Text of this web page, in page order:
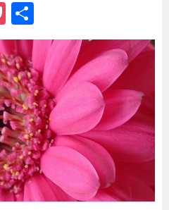
P
o
c
k
et
有